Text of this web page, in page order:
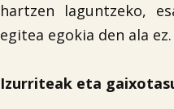
hartzen laguntzeko,
egitea egokia den ala ez.
Izurriteak eta